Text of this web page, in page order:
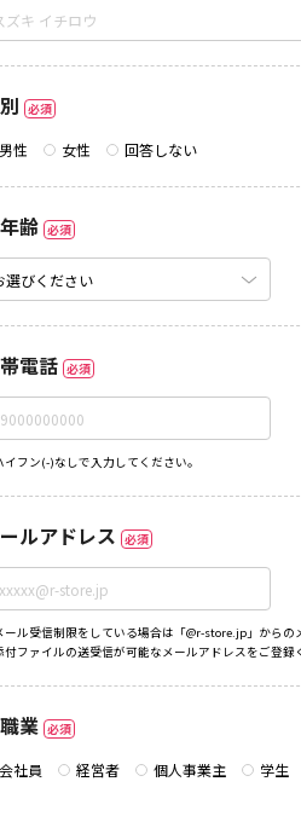
必須
男性 女性 回答しない
齢 必須
電話 必須
フン(-)なしで入力してください。
ルアドレス 必須
ル受信制限をしている場合は「@r-store.jp」からの
ファイルの送受信が可能なメールアドレスをご登録
業 必須
会社員 経営者 個人事業主 学生